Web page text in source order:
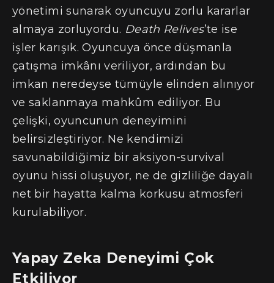
yönetimi sunarak oyuncuyu zorlu kararlar
almaya zorluyordu. Death Relives’te ise
işler karışık. Oyuncuya önce düşmanla
çatışma imkânı veriliyor, ardından bu
imkan neredeyse tümüyle elinden alınıyor
ve saklanmaya mahkûm ediliyor. Bu
çelişki, oyuncunun deneyimini
belirsizleştiriyor. Ne kendimizi
savunabildiğimiz bir aksiyon-survival
oyunu hissi oluşuyor, ne de gizliliğe dayalı
net bir hayatta kalma korkusu atmosferi
kurulabiliyor.
Yapay Zeka Deneyimi Çok
Etkiliyor